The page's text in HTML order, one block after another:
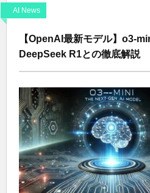
AI News
【OpenAI最新モデル】o3-
DeepSeek R1との徹底解説